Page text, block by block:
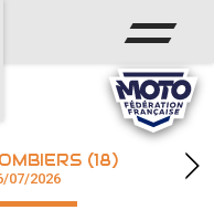
(18)
07/2026